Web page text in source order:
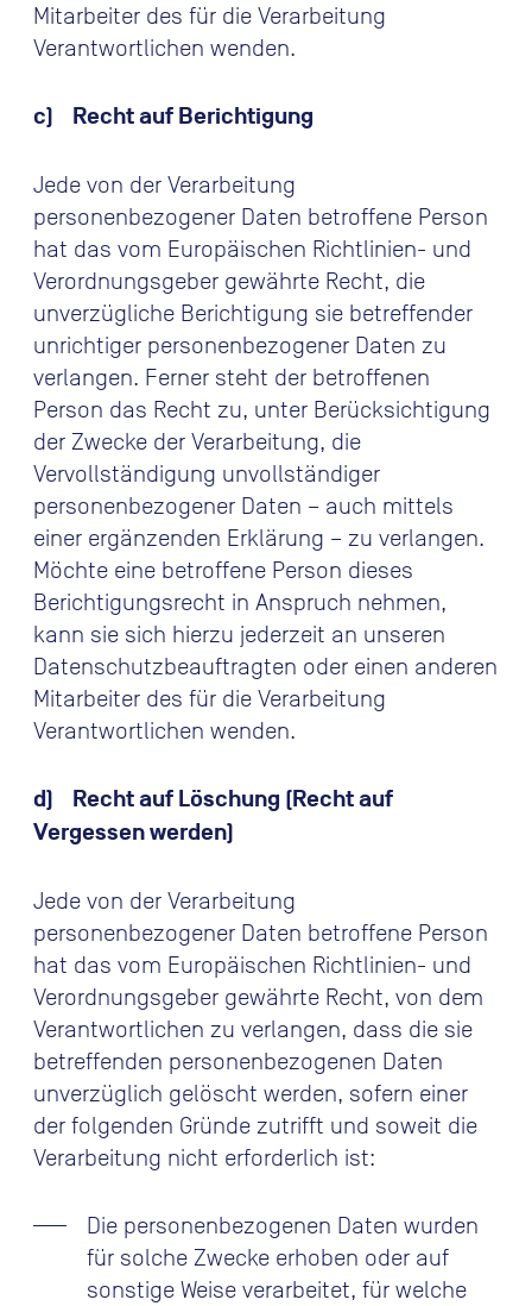
Mitarbeiter des für die Verarbeitung
Verantwortlichen wenden.
c) Recht auf Berichtigung
Jede von der Verarbeitung
personenbezogener Daten betroffene Person
hat das vom Europäischen Richtlinien- und
Verordnungsgeber gewährte Recht, die
unverzügliche Berichtigung sie betreffender
unrichtiger personenbezogener Daten zu
verlangen. Ferner steht der betroffenen
Person das Recht zu, unter Berücksichtigung
der Zwecke der Verarbeitung, die
Vervollständigung unvollständiger
personenbezogener Daten – auch mittels
einer ergänzenden Erklärung – zu verlangen.
Möchte eine betroffene Person dieses
Berichtigungsrecht in Anspruch nehmen,
kann sie sich hierzu jederzeit an unseren
Datenschutzbeauftragten oder einen anderen
Mitarbeiter des für die Verarbeitung
Verantwortlichen wenden.
d) Recht auf Löschung (Recht auf
Vergessen werden)
Jede von der Verarbeitung
personenbezogener Daten betroffene Person
hat das vom Europäischen Richtlinien- und
Verordnungsgeber gewährte Recht, von dem
Verantwortlichen zu verlangen, dass die sie
betreffenden personenbezogenen Daten
unverzüglich gelöscht werden, sofern einer
der folgenden Gründe zutrifft und soweit die
Verarbeitung nicht erforderlich ist:
Die personenbezogenen Daten wurden
für solche Zwecke erhoben oder auf
sonstige Weise verarbeitet, für welche